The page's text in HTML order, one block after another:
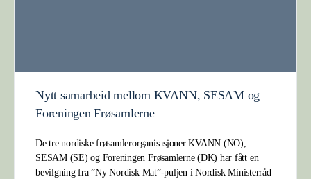
Nytt samarbeid mellom KVANN, SESAM og
Foreningen Frøsamlerne
De tre nordiske frøsamlerorganisasjoner KVANN (NO),
SESAM (SE) og Foreningen Frøsamlerne (DK) har fått en
bevilgning fra ”Ny Nordisk Mat”-puljen i Nordisk Ministerråd